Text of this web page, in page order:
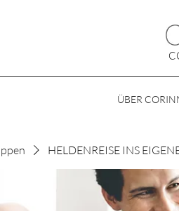
HELDENREISE INS
ÜBER